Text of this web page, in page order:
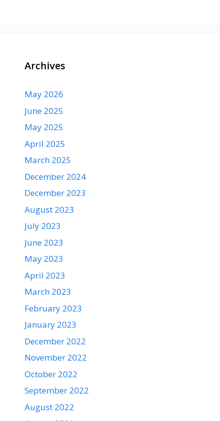
Archives
May 2026
June 2025
May 2025
April 2025
March 2025
December 2024
December 2023
August 2023
July 2023
June 2023
May 2023
April 2023
March 2023
February 2023
January 2023
December 2022
November 2022
October 2022
September 2022
August 2022